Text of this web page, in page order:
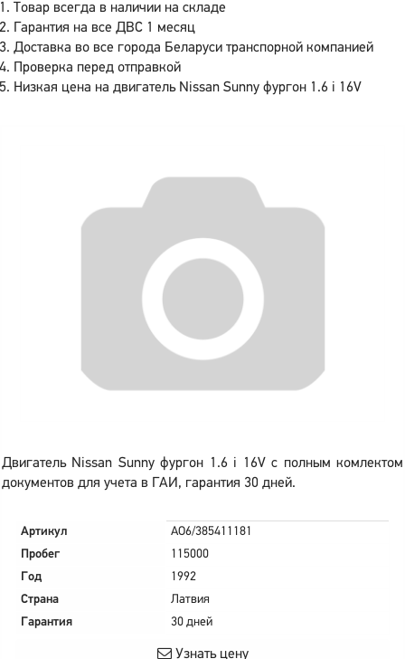
Товар всегда в наличии на складе
Гарантия на все ДВС 1 месяц
Доставка во все города Беларуси транспорной компанией
Проверка перед отправкой
Низкая цена на двигатель Nissan Sunny фургон 1.6 i 16V
Двигатель Nissan Sunny фургон 1.6 i 16V с полным комлектом
документов для учета в ГАИ, гарантия 30 дней.
Артикул
AO6/385411181
Пробег
115000
Год
1992
Страна
Латвия
Гарантия
30 дней
Узнать цену